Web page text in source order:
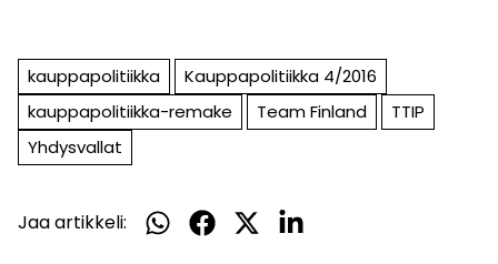
kauppapolitiikka
Kauppapolitiikka 4/2016
kauppapolitiikka-remake
Team Finland
TTIP
Yhdysvallat
Jaa artikkeli:
Jaa
Jaa
Jaa
Jaa